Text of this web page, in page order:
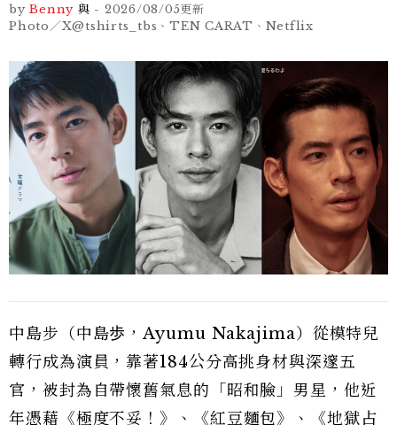
by Benny 與 - 2026/08/05更新
Photo／X@tshirts_tbs、TEN CARAT、Netflix
中島步（中島歩，Ayumu Nakajima）從模特兒
轉行成為演員，靠著184公分高挑身材與深邃五
官，被封為自帶懷舊氣息的「昭和臉」男星，他近
年憑藉《極度不妥！》、《紅豆麵包》、《地獄占